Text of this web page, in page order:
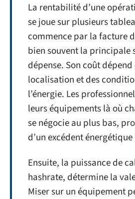
La rentabilité d’une
se joue sur plusieurs
commence par la facture
bien souvent la principale
dépense. Son coût dépend
localisation et des
l’énergie. Les
leurs équipements là où
se négocie au plus bas,
d’un excédent
Ensuite, la puissance de
hashrate, détermine la
Miser sur un équipement